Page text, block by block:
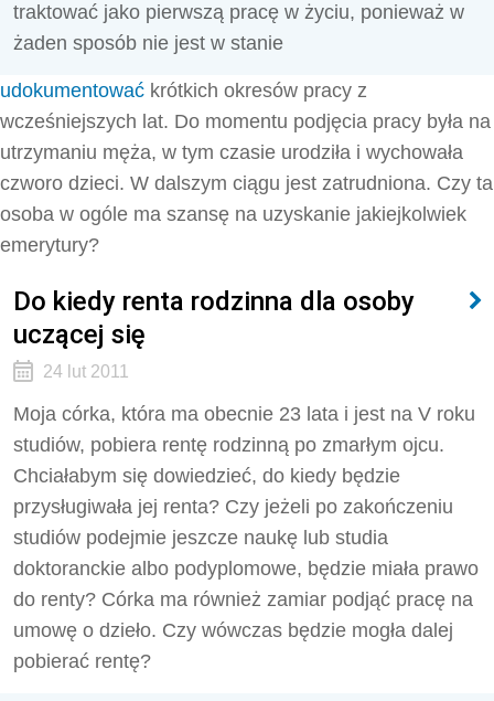
traktować jako pierwszą pracę w życiu, ponieważ w
żaden sposób nie jest w stanie
udokumentować krótkich okresów pracy z
wcześniejszych lat. Do momentu podjęcia pracy była na
utrzymaniu męża, w tym czasie urodziła i wychowała
czworo dzieci. W dalszym ciągu jest zatrudniona. Czy ta
osoba w ogóle ma szansę na uzyskanie jakiejkolwiek
emerytury?
Do kiedy renta rodzinna dla osoby
uczącej się
24 lut 2011
Moja córka, która ma obecnie 23 lata i jest na V roku
studiów, pobiera rentę rodzinną po zmarłym ojcu.
Chciałabym się dowiedzieć, do kiedy będzie
przysługiwała jej renta? Czy jeżeli po zakończeniu
studiów podejmie jeszcze naukę lub studia
doktoranckie albo podyplomowe, będzie miała prawo
do renty? Córka ma również zamiar podjąć pracę na
umowę o dzieło. Czy wówczas będzie mogła dalej
pobierać rentę?